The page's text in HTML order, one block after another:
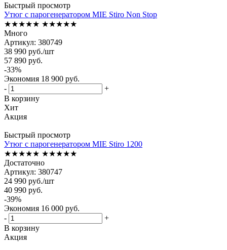
Быстрый просмотр
Утюг с парогенератором MIE Stiro Non Stop
★★★★★ ★★★★★
Много
Артикул: 380749
38 990 руб./шт
57 890 руб.
-33%
Экономия 18 900 руб.
-
+
В корзину
Хит
Акция
Быстрый просмотр
Утюг с парогенератором MIE Stiro 1200
★★★★★ ★★★★★
Достаточно
Артикул: 380747
24 990 руб./шт
40 990 руб.
-39%
Экономия 16 000 руб.
-
+
В корзину
Акция